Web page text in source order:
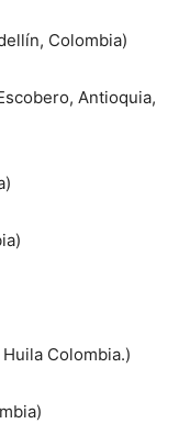
Colombia)
Antioquia,
Colombia.)